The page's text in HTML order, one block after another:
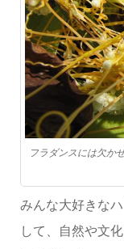
フラダンスには欠か
みんな大好きな
して、自然や文